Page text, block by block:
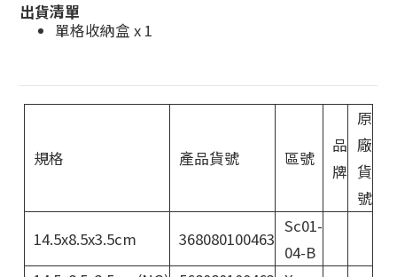
出貨清單
單格收納盒 x 1
規格 產品貨號 區號
品
牌
原
廠
貨
號
14.5x8.5x3.5cm
368080100463
Sc01-
04-B